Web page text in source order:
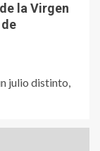
la Virgen
julio distinto,